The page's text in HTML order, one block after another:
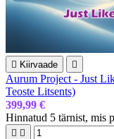
 Kiirvaade 
Aurum Project - Just
Teoste Litsents)
399,99 €
Hinnatud 5 tärnist, mis
 